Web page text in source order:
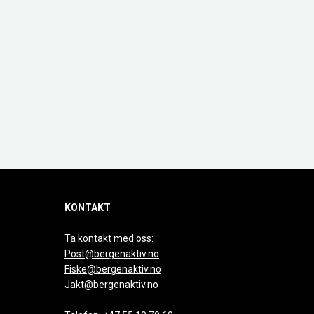
KONTAKT
Ta kontakt med oss:
Post@bergenaktiv.no
Fiske@bergenaktiv.no
Jakt@bergenaktiv.no